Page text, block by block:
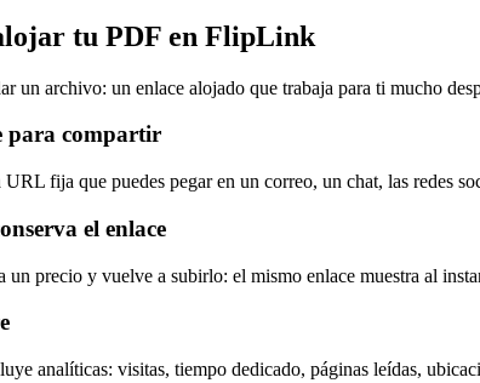
tu PDF en FlipLink
un archivo: un enlace alojado que trabaja para ti mucho
para compartir
fija que puedes pegar en un correo, un chat, las redes
el enlace
un precio y vuelve a subirlo: el mismo enlace muestra al
analíticas: visitas, tiempo dedicado, páginas leídas,